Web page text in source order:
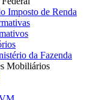
Imposto de Renda
da Fazenda
Mobiliários